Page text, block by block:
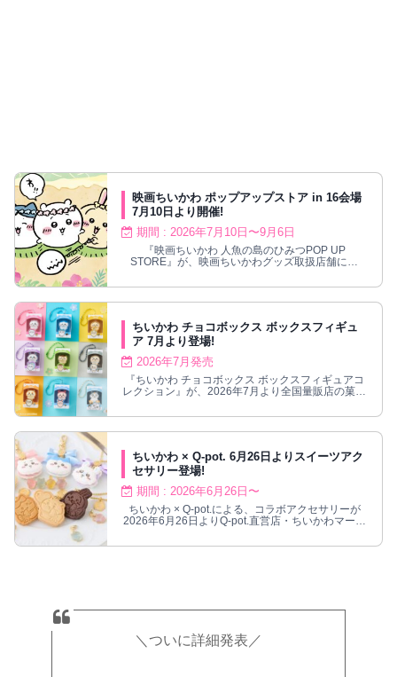
映画ちいかわ ポップアップストア in 16会場
7月10日より開催!
期間 : 2026年7月10日〜9月6日
『映画ちいかわ 人魚の島のひみつPOP UP
STORE』が、映画ちいかわグッズ取扱店舗にて
ちいかわ チョコボックス ボックスフィギュ
ア 7月より登場!
2026年7月発売
『ちいかわ チョコボックス ボックスフィギュアコ
レクション』が、2026年7月より全国量販店の菓子
ちいかわ × Q-pot. 6月26日よりスイーツアク
セサリー登場!
期間 : 2026年6月26日〜
ちいかわ × Q-pot.による、コラボアクセサリーが
2026年6月26日よりQ-pot.直営店・ちいかわマーケ
＼ついに詳細発表／